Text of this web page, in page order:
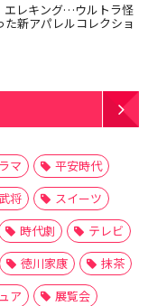
エレキング…ウルトラ怪
新アパレルコレクショ
マ
平安時代
将
スイーツ
時代劇
テレビ
徳川家康
抹茶
ア
展覧会